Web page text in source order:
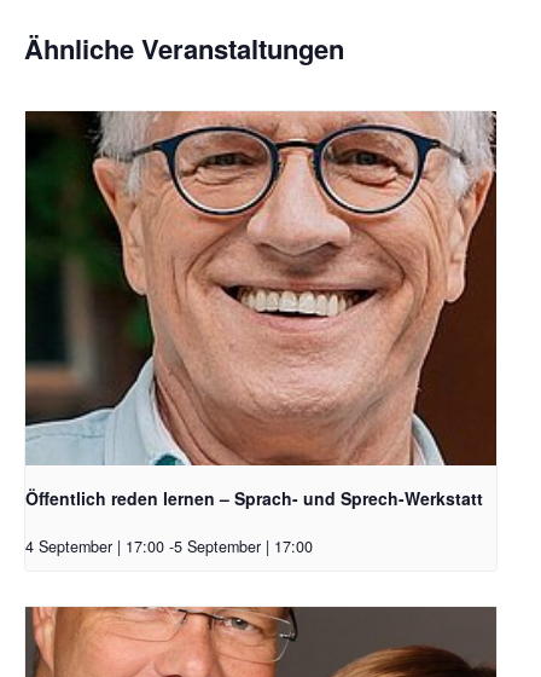
Ähnliche Veranstaltungen
Öffentlich reden lernen – Sprach- und Sprech-Werkstatt
4 September | 17:00 -5 September | 17:00